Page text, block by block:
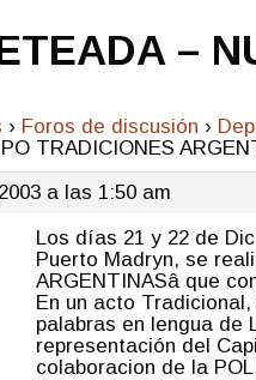
–
› Foros de discusión ›
TRADICIONES
a las 1:50 am
Los días 21 y 22 de
Puerto Madryn, se
ARGENTINASâ que
En un acto
palabras en lengua de
representación del
colaboracion de la